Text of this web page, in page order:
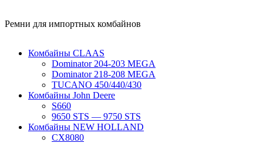
Ремни для импортных комбайнов
Комбайны CLAAS
Dominator 204-203 MEGA
Dominator 218-208 MEGA
TUCANO 450/440/430
Комбайны John Deere
S660
9650 STS — 9750 STS
Комбайны NEW HOLLAND
CX8080